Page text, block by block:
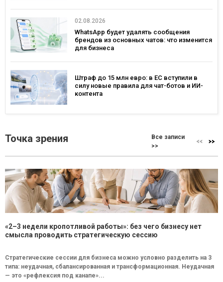
02.08.2026
WhatsApp будет удалять сообщения
брендов из основных чатов: что изменится
для бизнеса
Штраф до 15 млн евро: в ЕС вступили в
силу новые правила для чат-ботов и ИИ-
контента
Точка зрения
Все записи
>>
«2–3 недели кропотливой работы»: без чего бизнесу нет
смысла проводить стратегическую сессию
Стратегические сессии для бизнеса можно условно разделить на 3
типа: неудачная, сбалансированная и трансформационная. Неудачная
— это «рефлексия под канапе»...